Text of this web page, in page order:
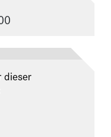
dieser